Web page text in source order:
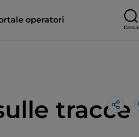
operatori
Cerca
tracce